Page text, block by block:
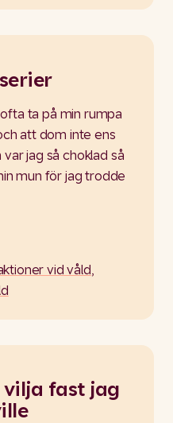
ta på min rumpa
att dom inte ens
jag så choklad så
mun för jag trodde
vid våld,
vilja fast jag